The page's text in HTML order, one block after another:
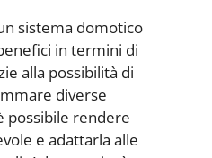
sistema domotico
in termini di
alla possibilità di
diverse
possibile rendere
e adattarla alle